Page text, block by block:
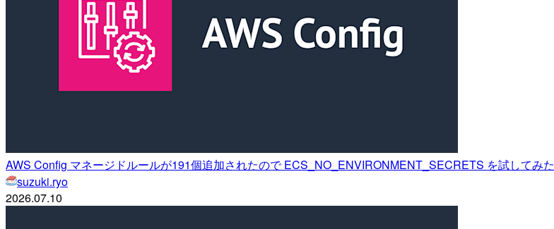
AWS Config マネージドルールが191個追加されたので ECS_NO_ENVIRONMENT_SECRETS を試してみた
suzuki.ryo
2026.07.10